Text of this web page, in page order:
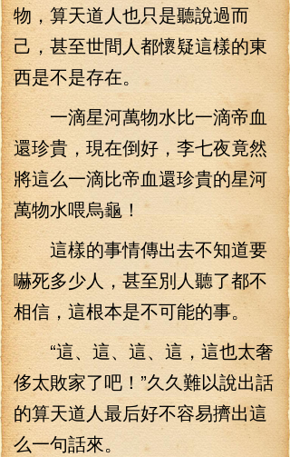
物，算天道人也只是聽說過而
己，甚至世間人都懷疑這樣的東
西是不是存在。
一滴星河萬物水比一滴帝血
還珍貴，現在倒好，李七夜竟然
將這么一滴比帝血還珍貴的星河
萬物水喂烏龜！
這樣的事情傳出去不知道要
嚇死多少人，甚至別人聽了都不
相信，這根本是不可能的事。
“這、這、這、這，這也太奢
侈太敗家了吧！”久久難以說出話
的算天道人最后好不容易擠出這
么一句話來。